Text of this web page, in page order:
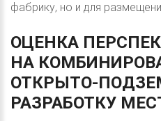
фабрику, но и для
ОЦЕНКА
НА
ОТКРЫТО-
РАЗРАБОТКУ